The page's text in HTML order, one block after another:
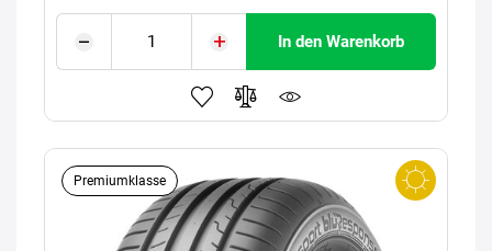
In den Warenkorb
Premiumklasse